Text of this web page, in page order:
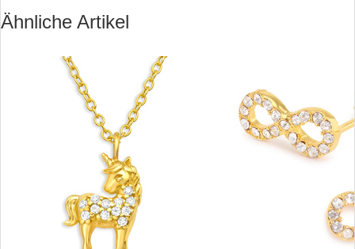
Ähnliche Artikel